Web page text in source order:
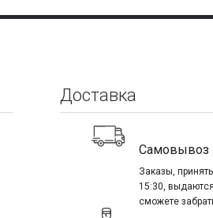
Доставка
Самовывоз
Заказы,
15:30,
сможете